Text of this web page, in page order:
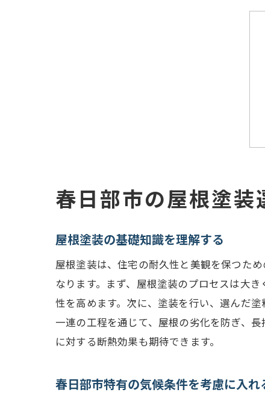
春日部市の屋根塗
屋根塗装の基礎知識を理解する
屋根塗装は、住宅の耐久性と美観を保つた
なります。まず、屋根塗装のプロセスは大
性を高めます。次に、塗装を行い、選んだ
一連の工程を通じて、屋根の劣化を防ぎ、
に対する断熱効果も期待できます。
春日部市特有の気候条件を考慮に入れ